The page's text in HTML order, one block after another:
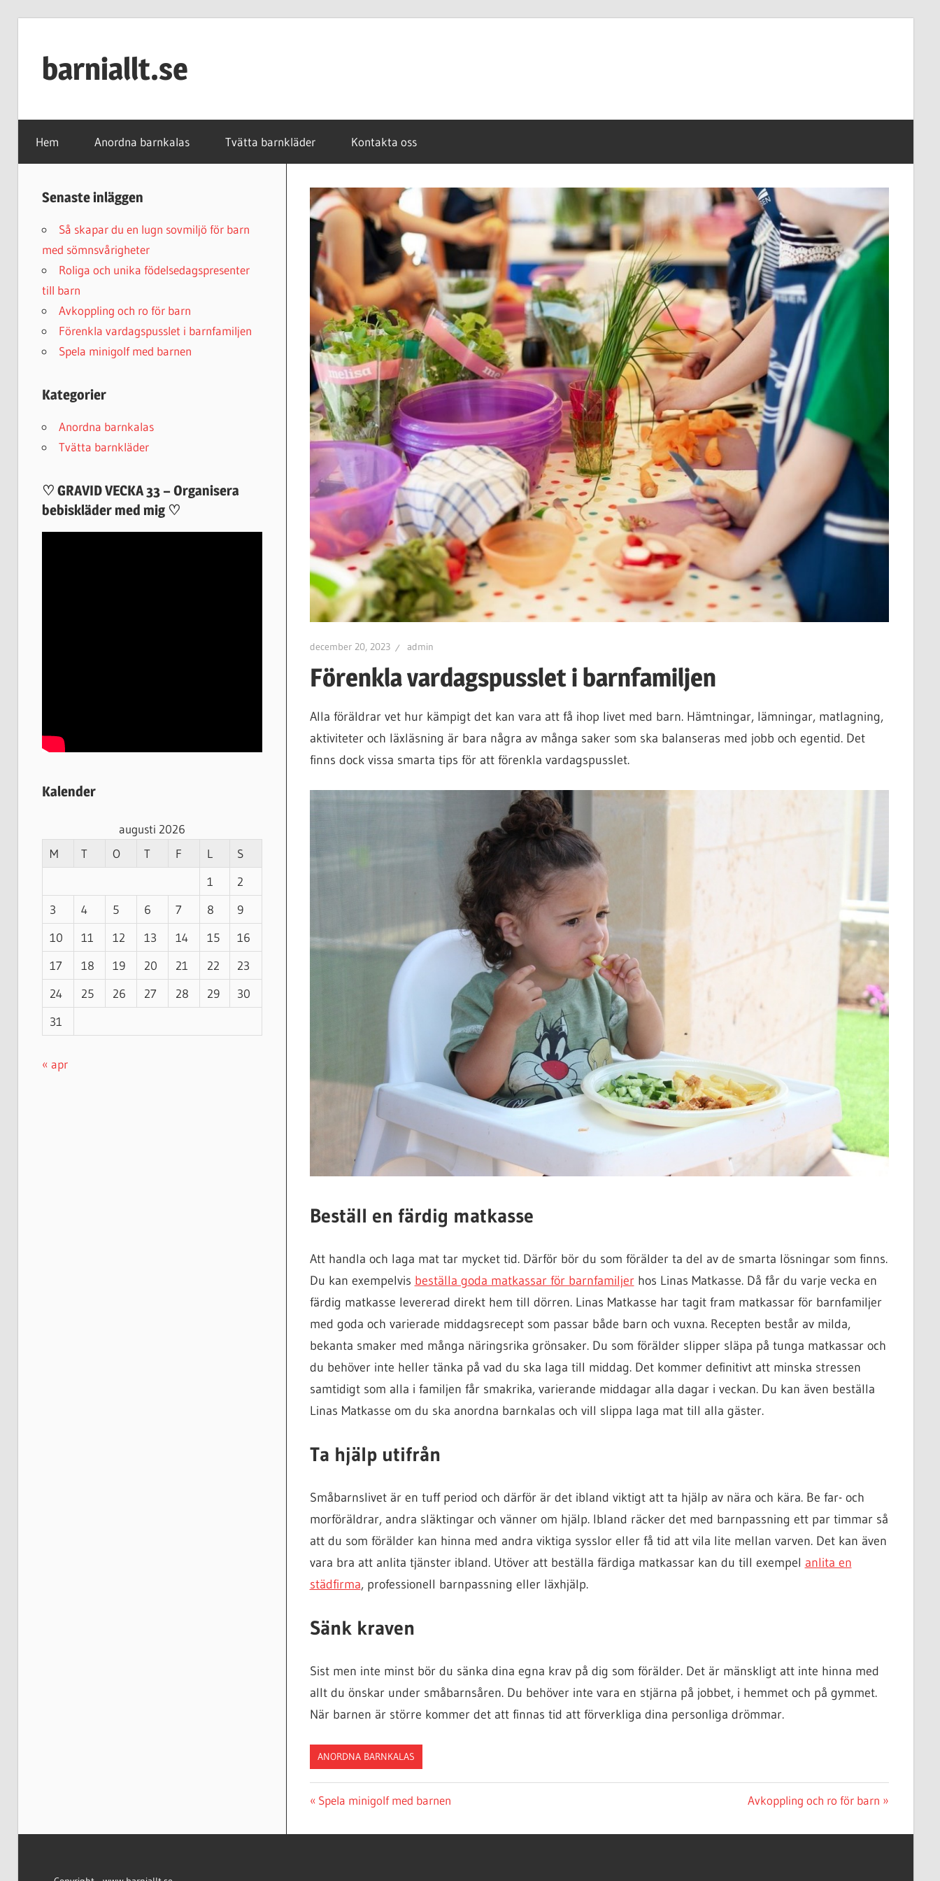
contentbarniallt.se
barnkläder
och
second
Hem Anordna barnkalas Tvätta barnkläder Kontakta oss
december 20, 2023 admin
Förenkla vardagspusslet i barnfamiljen
Alla föräldrar vet hur kämpigt det kan vara att få ihop livet med barn. Hämtningar, lämningar, matlagning,
aktiviteter och läxläsning är bara några av många saker som ska balanseras med jobb och egentid. Det
finns dock vissa smarta tips för att förenkla vardagspusslet.
Beställ en färdig matkasse
Att handla och laga mat tar mycket tid. Därför bör du som förälder ta del av de smarta lösningar som finns.
Du kan exempelvis beställa goda matkassar för barnfamiljerhos Linas Matkasse. Då får du varje vecka en
färdig matkasse levererad direkt hem till dörren. Linas Matkasse har tagit fram matkassar för barnfamiljer
med goda och varierade middagsrecept som passar både barn och vuxna. Recepten består av milda,
bekanta smaker med många näringsrika grönsaker. Du som förälder slipper släpa på tunga matkassar och
du behöver inte heller tänka på vad du ska laga till middag. Det kommer definitivt att minska stressen
samtidigt som alla i familjen får smakrika, varierande middagar alla dagar i veckan. Du kan även beställa
Linas Matkasse om du ska anordna barnkalas och vill slippa laga mat till alla gäster.
Ta hjälp utifrån
Småbarnslivet är en tuff period och därför är det ibland viktigt att ta hjälp av nära och kära. Be far- och
morföräldrar, andra släktingar och vänner om hjälp. Ibland räcker det med barnpassning ett par timmar så
att du som förälder kan hinna med andra viktiga sysslor eller få tid att vila lite mellan varven. Det kan även
vara bra att anlita tjänster ibland. Utöver att beställa färdiga matkassar kan du till exempel anlita en
städfirma, professionell barnpassning eller läxhjälp.
Sänk kraven
Sist men inte minst bör du sänka dina egna krav på dig som förälder. Det är mänskligt att inte hinna med
allt du önskar under småbarnsåren. Du behöver inte vara en stjärna på jobbet, i hemmet och på gymmet.
När barnen är större kommer det att finnas tid att förverkliga dina personliga drömmar.
ANORDNA BARNKALAS
Inläggsnavigering
Previous
Spela minigolf med barnen
Next
Avkoppling och ro för barn
Senaste inläggen
Så skapar du en lugn sovmiljö för barn
med sömnsvårigheter
Roliga och unika födelsedagspresenter
till barn
Avkoppling och ro för barn
Förenkla vardagspusslet i barnfamiljen
Spela minigolf med barnen
Kategorier
Anordna barnkalas
Tvätta barnkläder
♡ GRAVID VECKA 33 – Organisera
bebiskläder med mig ♡
Kalender
augusti 2026
M
T O T F L
S
1
2
3
4 5 6 7 8
9
10
11 12 13 14 15
16
17
18 19 20 21 22
23
24
25 26 27 28 29
30
31
« apr